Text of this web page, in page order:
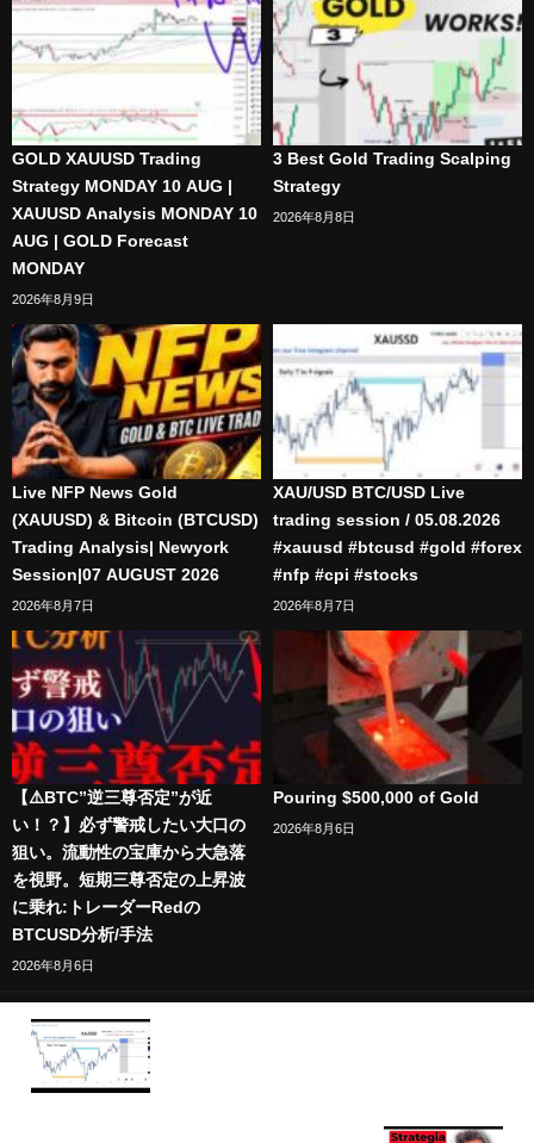
GOLD XAUUSD Trading
Strategy MONDAY 10 AUG |
XAUUSD Analysis MONDAY 10
AUG | GOLD Forecast
MONDAY
2026年8月9日
3 Best Gold Trading Scalping
Strategy
2026年8月8日
Live NFP News Gold
(XAUUSD) & Bitcoin (BTCUSD)
Trading Analysis| Newyork
Session|07 AUGUST 2026
2026年8月7日
XAU/USD BTC/USD Live
trading session / 05.08.2026
#xauusd #btcusd #gold #forex
#nfp #cpi #stocks
2026年8月7日
【⚠️BTC”逆三尊否定”が近
い！？】必ず警戒したい大口の
狙い。流動性の宝庫から大急落
を視野。短期三尊否定の上昇波
に乗れ:トレーダーRedの
BTCUSD分析/手法
2026年8月6日
Pouring $500,000 of Gold
2026年8月6日